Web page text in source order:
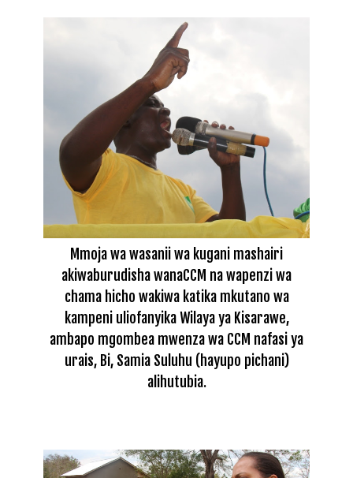
Mmoja wa wasanii wa kugani mashairi
akiwaburudisha wanaCCM na wapenzi wa
chama hicho wakiwa katika mkutano wa
kampeni uliofanyika Wilaya ya Kisarawe,
ambapo mgombea mwenza wa CCM nafasi ya
urais, Bi, Samia Suluhu (hayupo pichani)
alihutubia.